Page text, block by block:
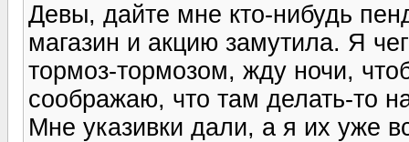
Девы, дайте мне кто-нибудь
магазин и акцию замутила. Я
тормоз-тормозом, жду ночи,
соображаю, что там делать-то
Мне указивки дали, а я их уже